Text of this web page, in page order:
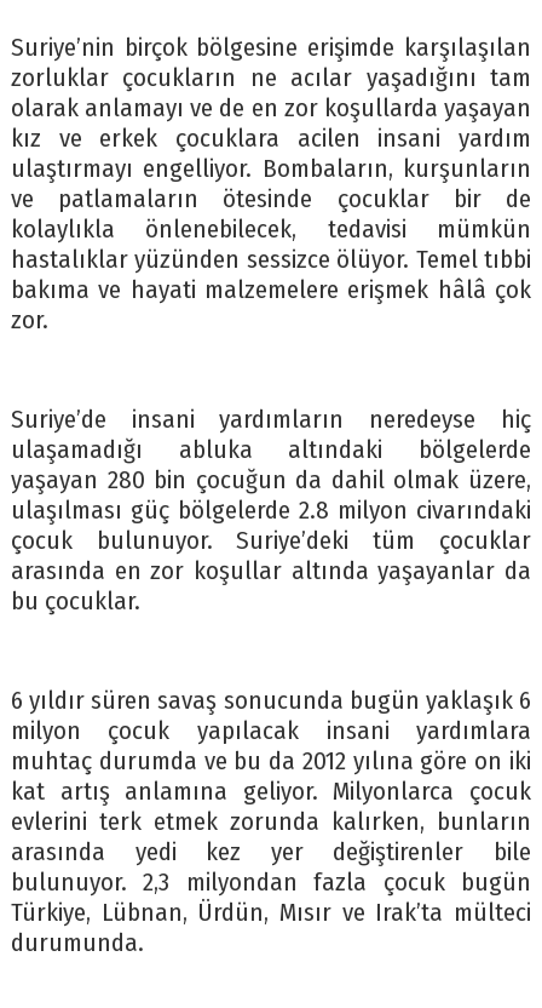
Suriye’nin birçok bölgesine erişimde karşılaşılan
zorluklar çocukların ne acılar yaşadığını tam
olarak anlamayı ve de en zor koşullarda yaşayan
kız ve erkek çocuklara acilen insani yardım
ulaştırmayı engelliyor. Bombaların, kurşunların
ve patlamaların ötesinde çocuklar bir de
kolaylıkla önlenebilecek, tedavisi mümkün
hastalıklar yüzünden sessizce ölüyor. Temel tıbbi
bakıma ve hayati malzemelere erişmek hâlâ çok
zor.
Suriye’de insani yardımların neredeyse hiç
ulaşamadığı abluka altındaki bölgelerde
yaşayan 280 bin çocuğun da dahil olmak üzere,
ulaşılması güç bölgelerde 2.8 milyon civarındaki
çocuk bulunuyor. Suriye’deki tüm çocuklar
arasında en zor koşullar altında yaşayanlar da
bu çocuklar.
6 yıldır süren savaş sonucunda bugün yaklaşık 6
milyon çocuk yapılacak insani yardımlara
muhtaç durumda ve bu da 2012 yılına göre on iki
kat artış anlamına geliyor. Milyonlarca çocuk
evlerini terk etmek zorunda kalırken, bunların
arasında yedi kez yer değiştirenler bile
bulunuyor. 2,3 milyondan fazla çocuk bugün
Türkiye, Lübnan, Ürdün, Mısır ve Irak’ta mülteci
durumunda.